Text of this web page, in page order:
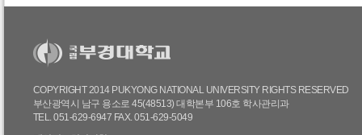
COPYRIGHT 2014 PUKYONG NATIONAL UNIVERSITY RIGHTS RESERVED
부산광역시 남구 용소로 45(48513) 대학본부 106호 학사관리과
TEL. 051-629-6947 FAX. 051-629-5049